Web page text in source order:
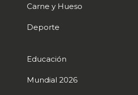
Carne y Hueso
Deporte
Educación
Mundial 2026